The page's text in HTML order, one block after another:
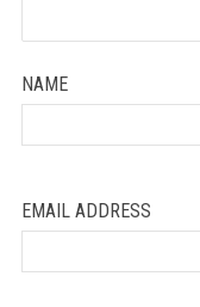
NAME
EMAIL ADDRESS